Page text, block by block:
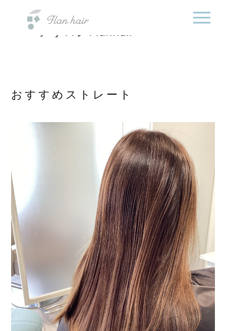
院・半個室オーガニック
ヘアサロンFlanhair
おすすめストレート